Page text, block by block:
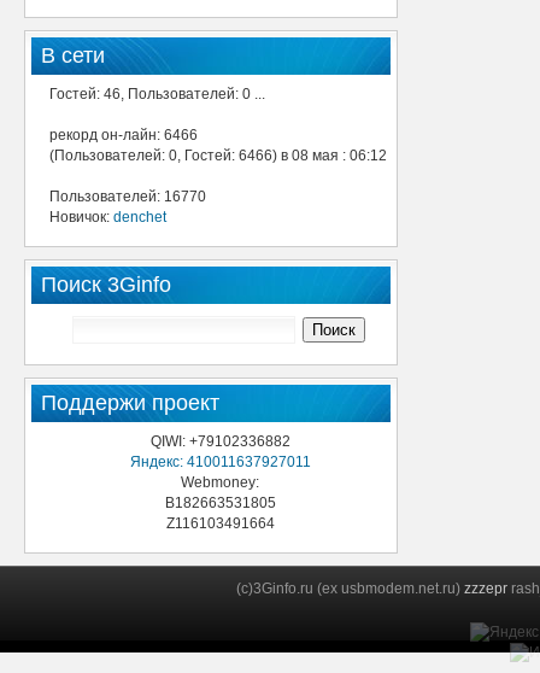
В сети
Гостей: 46, Пользователей: 0 ...
рекорд он-лайн: 6466
(Пользователей: 0, Гостей: 6466) в 08 мая : 06:12
Пользователей: 16770
Новичок: denchet
Поиск 3Ginfo
Поддержи проект
QIWI: +79102336882
Яндекс: 410011637927011
Webmoney:
B182663531805
Z116103491664
(c)3Ginfo.ru (ex usbmodem.net.ru) zzzepr